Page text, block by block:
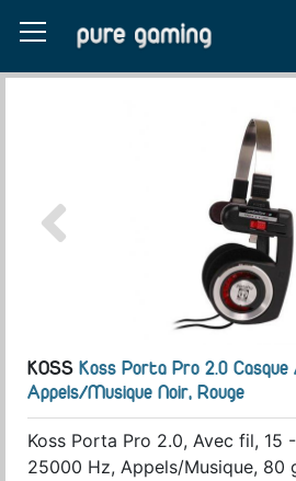
KOSS Koss Porta Pro 2.0
Appels/Musique Noir, Rouge
Koss Porta Pro 2.0, Avec fil, 15 -
25000 Hz, Appels/Musique, 80